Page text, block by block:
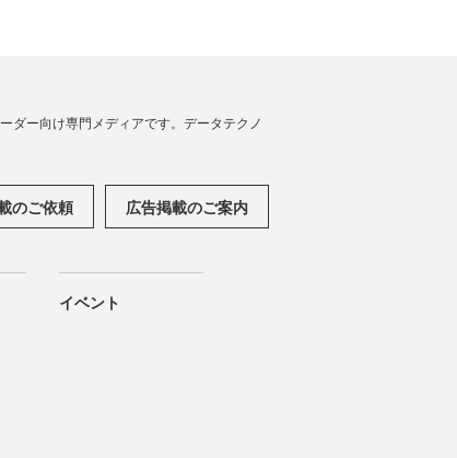
ダー向け専門メディアです。データテクノ
のご依頼 広告掲載のご案内
イベント